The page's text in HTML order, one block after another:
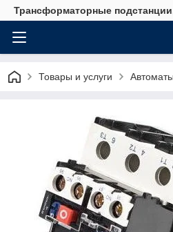
Трансформаторные
Товары и услуги